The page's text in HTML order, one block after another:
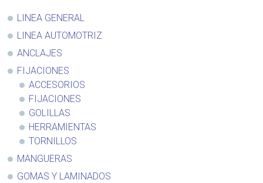
LINEA GENERAL
LINEA AUTOMOTRIZ
ANCLAJES
FIJACIONES
ACCESORIOS
FIJACIONES
GOLILLAS
HERRAMIENTAS
TORNILLOS
MANGUERAS
GOMAS Y LAMINADOS